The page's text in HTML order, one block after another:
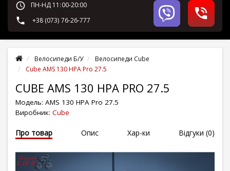
ПН-НД 11:00-20:00
+38 (073) 76-26-777
Велосипеди Б/У
Велосипеди Cube
Cube AMS 130 HPA Pro 27.5
CUBE AMS 130 HPA PRO 27.5
Модель: AMS 130 HPA Pro 27.5
Виробник: Cube
Про товар Опис Хар-ки Відгуки (0)